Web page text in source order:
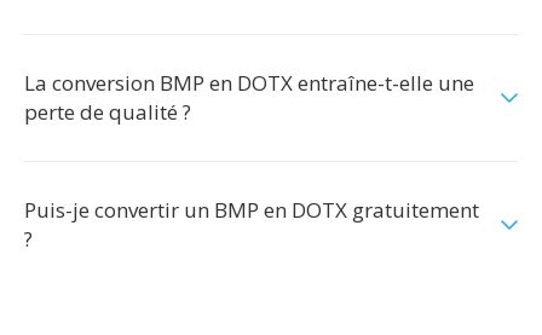
La conversion BMP en DOTX entraîne-t-elle une
perte de qualité ?
Puis-je convertir un BMP en DOTX gratuitement
?